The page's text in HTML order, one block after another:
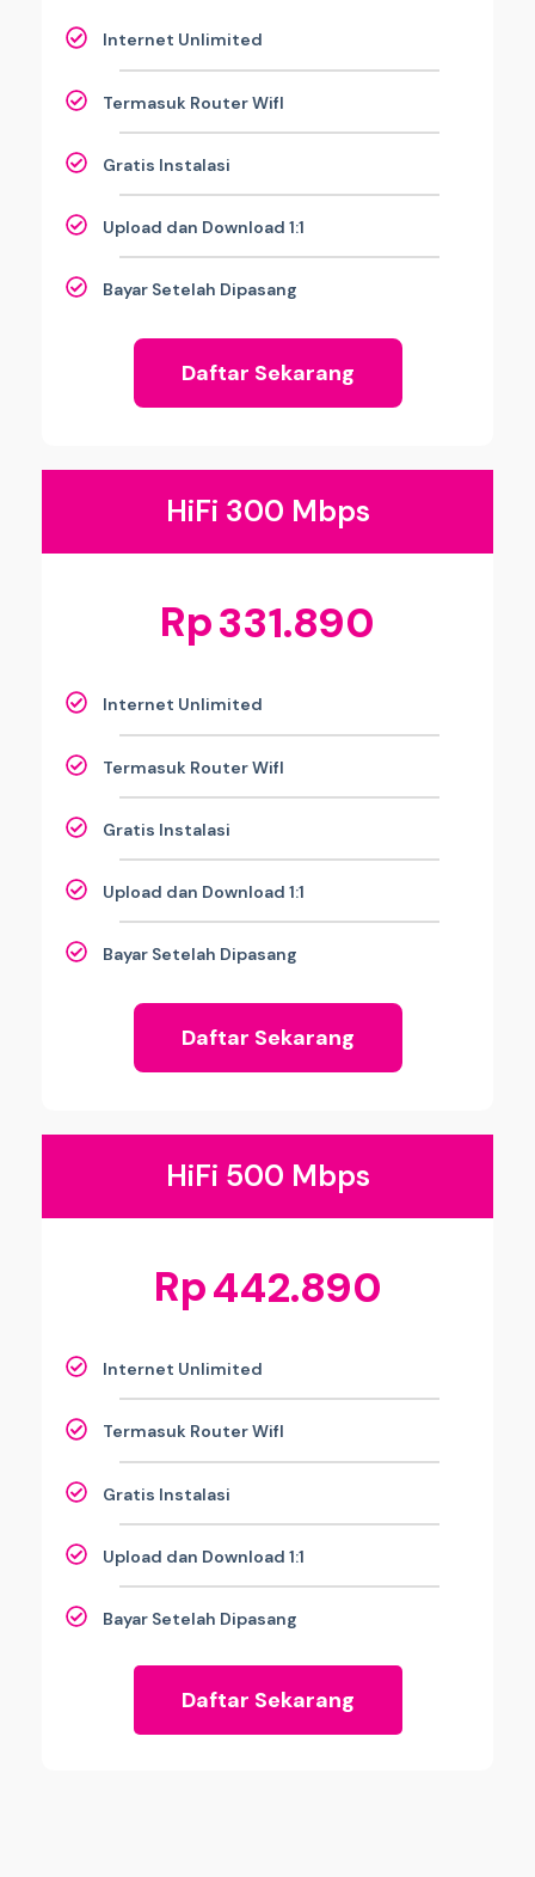
Internet Unlimited
Termasuk Router WifI
Gratis Instalasi
Upload dan Download 1:1
Bayar Setelah Dipasang
Daftar Sekarang
HiFi 300 Mbps
Rp331.890
Internet Unlimited
Termasuk Router WifI
Gratis Instalasi
Upload dan Download 1:1
Bayar Setelah Dipasang
Daftar Sekarang
HiFi 500 Mbps
Rp442.890
Internet Unlimited
Termasuk Router WifI
Gratis Instalasi
Upload dan Download 1:1
Bayar Setelah Dipasang
Daftar Sekarang